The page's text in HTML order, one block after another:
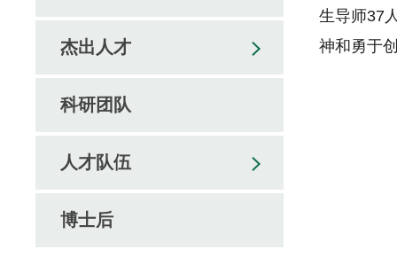
杰出人才
科研团队
人才队伍
博士后
生导师37
神和勇于